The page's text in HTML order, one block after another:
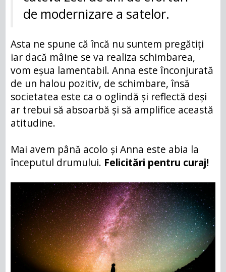
de modernizare a satelor.
Asta ne spune că încă nu suntem pregătiți
iar dacă mâine se va realiza schimbarea,
vom eșua lamentabil. Anna este înconjurată
de un halou pozitiv, de schimbare, însă
societatea este ca o oglindă și reflectă deși
ar trebui să absoarbă și să amplifice această
atitudine.
Mai avem până acolo și Anna este abia la
începutul drumului. Felicitări pentru curaj!